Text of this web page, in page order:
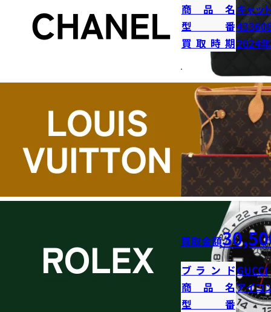
商品名キャッ
型番
買取時期2024
買取金額
ブランドGUCCI
商品名アイコ
型番